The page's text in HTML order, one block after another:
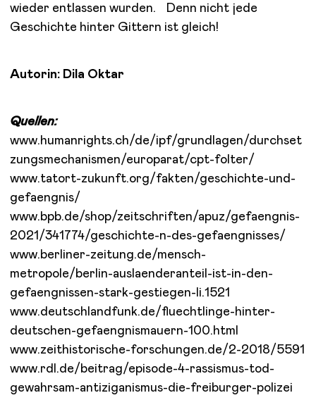
wieder entlassen wurden. Denn nicht jede
Geschichte hinter Gittern ist gleich!
Autorin: Dila Oktar
Quellen:
www.humanrights.ch/de/ipf/grundlagen/durchset
zungsmechanismen/europarat/cpt-folter/
www.tatort-zukunft.org/fakten/geschichte-und-
gefaengnis/
www.bpb.de/shop/zeitschriften/apuz/gefaengnis-
2021/341774/geschichte-n-des-gefaengnisses/
www.berliner-zeitung.de/mensch-
metropole/berlin-auslaenderanteil-ist-in-den-
gefaengnissen-stark-gestiegen-li.1521
www.deutschlandfunk.de/fluechtlinge-hinter-
deutschen-gefaengnismauern-100.html
www.zeithistorische-forschungen.de/2-2018/5591
www.rdl.de/beitrag/episode-4-rassismus-tod-
gewahrsam-antiziganismus-die-freiburger-polizei